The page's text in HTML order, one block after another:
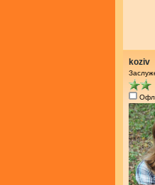
koziv